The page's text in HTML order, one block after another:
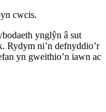
cwcis.
ynglŷn â sut
Rydym ni’n defnyddio’r
yn gweithio’n iawn ac